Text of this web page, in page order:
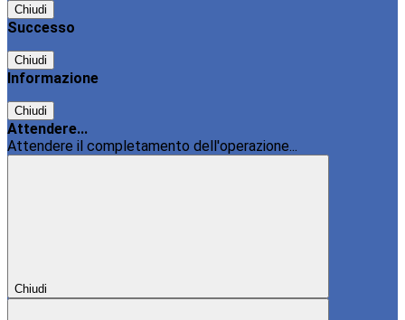
Chiudi
Successo
Chiudi
Informazione
Chiudi
Attendere...
Attendere il completamento dell'operazione...
Chiudi